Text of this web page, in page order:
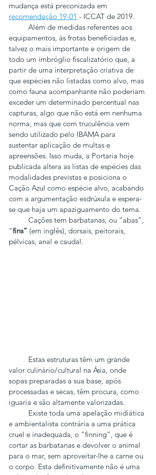
mudança está preconizada em
recomendação 19-01 - ICCAT de 2019.
Além de medidas referentes aos
equipamentos, às frotas beneficiadas e,
talvez o mais importante e origem de
todo um imbróglio fiscalizatório que, a
partir de uma interpretação criativa de
que espécies não listadas como alvo, mas
como fauna acompanhante não poderiam
exceder um determinado percentual nas
capturas, algo que não está em nenhuma
norma, mas que com truculência vem
sendo utilizado pelo IBAMA para
sustentar aplicação de multas e
apreensões. Isso muda, a Portaria hoje
publicada altera as listas de espécies das
modalidades previstas e posiciona o
Cação Azul como espécie alvo, acabando
com a argumentação esdrúxula e espera-
se que haja um apaziguamento do tema.
Cações tem barbatanas, ou “abas”,
“fins” (em inglês), dorsais, peitorais,
pélvicas, anal e caudal.
valor culinário/cultural na Ásia, onde
sopas preparadas a sua base, após
processadas e secas, têm procura, como
iguaria e são altamente valorizadas.
Existe toda uma apelação midiática
e ambientalista contrária a uma prática
cruel e inadequada, o “finning”, que é
cortar as barbatanas e devolver o animal
para o mar, sem aproveitar-lhe a carne ou
o corpo. Esta definitivamente não é uma